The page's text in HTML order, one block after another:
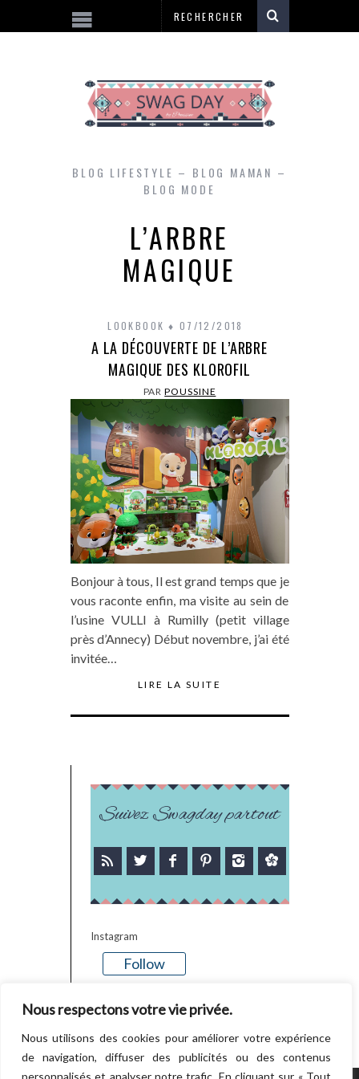
Nous respectons votre vie privée.
Nous utilisons des cookies pour améliorer votre expérience
de navigation, diffuser des publicités ou des contenus
personnalisés et analyser notre trafic. En cliquant sur « Tout
BLOG LIFESTYLE – BLOG MAMAN –
BLOG MODE
L’ARBRE
MAGIQUE
LOOKBOOK 07/12/2018
A LA DÉCOUVERTE DE L’ARBRE
MAGIQUE DES KLOROFIL
PARPOUSSINE
Bonjour à tous, Il est grand temps que je
vous raconte enfin, ma visite au sein de
l’usine VULLI à Rumilly (petit village
près d’Annecy) Début novembre, j’ai été
invitée…
LIRE LA SUITE
Suivez Swagday partout
Instagram
Follow